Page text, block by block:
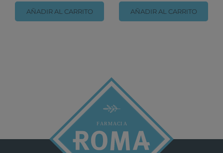
AÑADIR AL CARRITO AÑADIR AL CARRITO